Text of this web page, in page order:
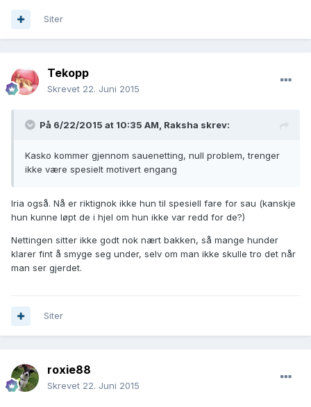
Siter
Tekopp
Skrevet 22. Juni 2015
På 6/22/2015 at 10:35 AM, Raksha skrev:
Kasko kommer gjennom sauenetting, null problem, trenger
ikke være spesielt motivert engang
Iria også. Nå er riktignok ikke hun til spesiell fare for sau (kanskje
hun kunne løpt de i hjel om hun ikke var redd for de?)
Nettingen sitter ikke godt nok nært bakken, så mange hunder
klarer fint å smyge seg under, selv om man ikke skulle tro det når
man ser gjerdet.
Siter
roxie88
Skrevet 22. Juni 2015